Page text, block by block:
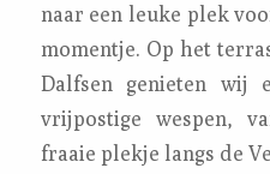
naar een leuke plek
momentje. Op het
Dalfsen genieten wij
vrijpostige wespen,
fraaie plekje langs de